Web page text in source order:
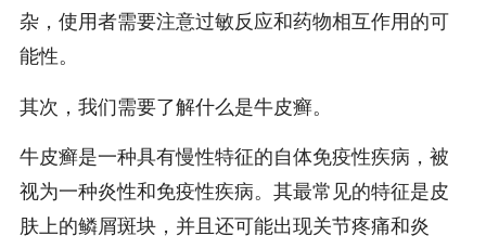
杂，使用者需要注意过敏反应和药物相互作用的可
能性。
其次，我们需要了解什么是牛皮癣。
牛皮癣是一种具有慢性特征的自体免疫性疾病，被
视为一种炎性和免疫性疾病。其最常见的特征是皮
肤上的鳞屑斑块，并且还可能出现关节疼痛和炎